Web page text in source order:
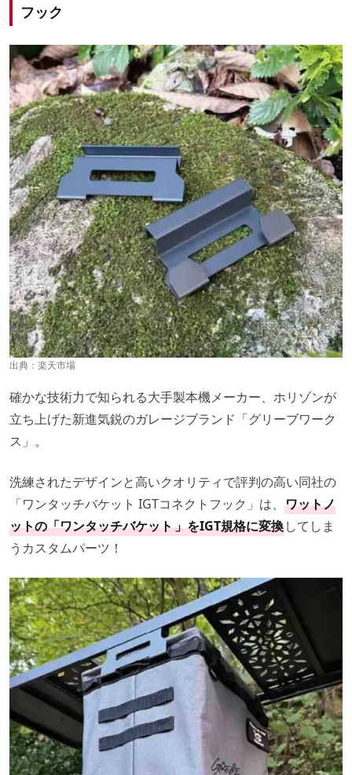
フック
出典： 楽天市場
確かな技術力で知られる大手製本機メーカー、ホリゾンが
立ち上げた新進気鋭のガレージブランド「グリーブワーク
ス」。
洗練されたデザインと高いクオリティで評判の高い同社の
「ワンタッチバケット IGTコネクトフック」は、 ワットノ
ットの「ワンタッチバケット」をIGT規格に変換してしま
うカスタムパーツ！